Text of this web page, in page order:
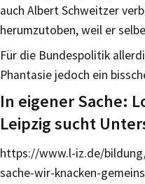
auch Albert Schweitzer
herumzutoben, weil er
Für die Bundespolitik
Phantasie jedoch ein
In eigener Sache:
Leipzig sucht
https://www.l-iz.de/
sache-wir-knacken-